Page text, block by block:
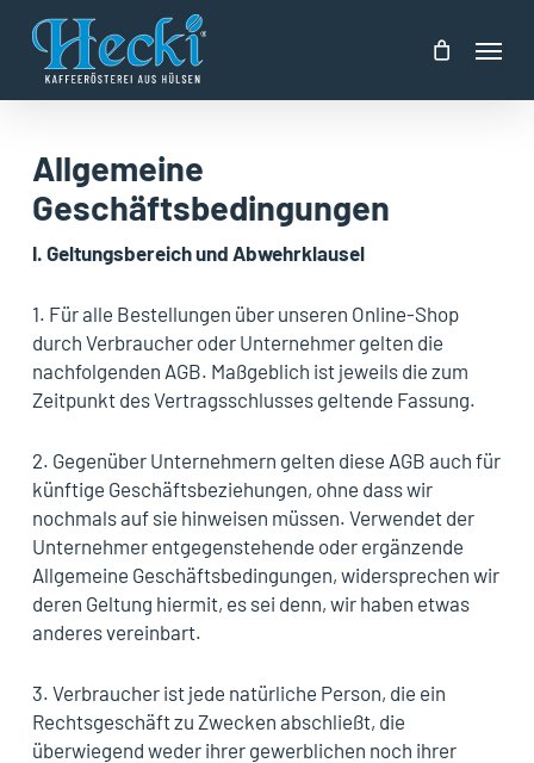
content
Menu
Allgemeine
Geschäftsbedingungen
I. Geltungsbereich und Abwehrklausel
1. Für alle Bestellungen über unseren Online-Shop
durch Verbraucher oder Unternehmer gelten die
nachfolgenden AGB. Maßgeblich ist jeweils die zum
Zeitpunkt des Vertragsschlusses geltende Fassung.
2. Gegenüber Unternehmern gelten diese AGB auch für
künftige Geschäftsbeziehungen, ohne dass wir
nochmals auf sie hinweisen müssen. Verwendet der
Unternehmer entgegenstehende oder ergänzende
Allgemeine Geschäftsbedingungen, widersprechen wir
deren Geltung hiermit, es sei denn, wir haben etwas
anderes vereinbart.
3. Verbraucher ist jede natürliche Person, die ein
Rechtsgeschäft zu Zwecken abschließt, die
überwiegend weder ihrer gewerblichen noch ihrer